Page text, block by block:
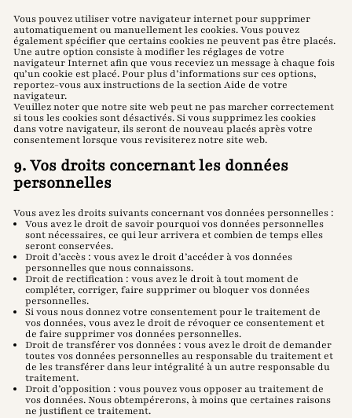
Vous pouvez utiliser votre navigateur internet pour supprimer
automatiquement ou manuellement les cookies. Vous pouvez
également spécifier que certains cookies ne peuvent pas être placés.
Une autre option consiste à modifier les réglages de votre
navigateur Internet afin que vous receviez un message à chaque fois
qu’un cookie est placé. Pour plus d’informations sur ces options,
reportez-vous aux instructions de la section Aide de votre
navigateur.
Veuillez noter que notre site web peut ne pas marcher correctement
si tous les cookies sont désactivés. Si vous supprimez les cookies
dans votre navigateur, ils seront de nouveau placés après votre
consentement lorsque vous revisiterez notre site web.
9. Vos droits concernant les données
personnelles
Vous avez les droits suivants concernant vos données personnelles :
Vous avez le droit de savoir pourquoi vos données personnelles
sont nécessaires, ce qui leur arrivera et combien de temps elles
seront conservées.
Droit d’accès : vous avez le droit d’accéder à vos données
personnelles que nous connaissons.
Droit de rectification : vous avez le droit à tout moment de
compléter, corriger, faire supprimer ou bloquer vos données
personnelles.
Si vous nous donnez votre consentement pour le traitement de
vos données, vous avez le droit de révoquer ce consentement et
de faire supprimer vos données personnelles.
Droit de transférer vos données : vous avez le droit de demander
toutes vos données personnelles au responsable du traitement et
de les transférer dans leur intégralité à un autre responsable du
traitement.
Droit d’opposition : vous pouvez vous opposer au traitement de
vos données. Nous obtempérerons, à moins que certaines raisons
ne justifient ce traitement.